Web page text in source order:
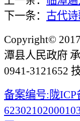
下一条： 古代
Copyright©
潭县人民政府
0941-3121652
备案编号:陇ICP